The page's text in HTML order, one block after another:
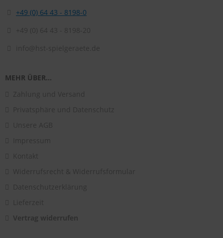
+49 (0) 64 43 - 8198-0
+49 (0) 64 43 - 8198-20
info@hst-spielgeraete.de
MEHR ÜBER...
Zahlung und Versand
Privatsphäre und Datenschutz
Unsere AGB
Impressum
Kontakt
Widerrufsrecht & Widerrufsformular
Datenschutzerklärung
Lieferzeit
Vertrag widerrufen